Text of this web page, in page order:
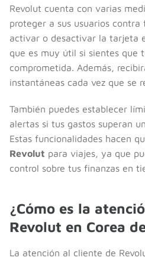
Revolut cuenta con varias
proteger a sus usuarios
activar o desactivar la tarjeta
que es muy útil si sientes que
comprometida. Además,
instantáneas cada vez que se
También puedes establecer
alertas si tus gastos superan
Estas funcionalidades hacen
Revolut para viajes, ya que
control sobre tus finanzas en
¿Cómo es la
Revolut en Corea
La atención al cliente de